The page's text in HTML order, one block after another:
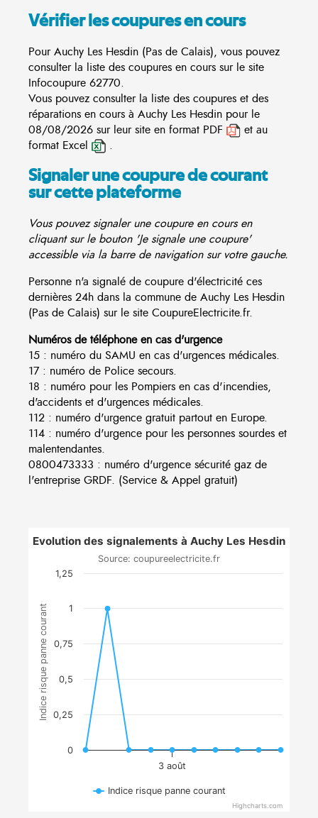
Vérifier les coupures en cours
Pour Auchy Les Hesdin (Pas de Calais), vous pouvez
consulter la liste des coupures en cours sur le site
Infocoupure 62770.
Vous pouvez consulter la liste des coupures et des
réparations en cours à Auchy Les Hesdin pour le
08/08/2026 sur leur site en format PDF
et au
format Excel
.
Signaler une coupure de courant
sur cette plateforme
Vous pouvez signaler une coupure en cours en
cliquant sur le bouton 'Je signale une coupure'
accessible via la barre de navigation sur votre gauche.
Personne n'a signalé de coupure d'électricité ces
dernières 24h dans la commune de Auchy Les Hesdin
(Pas de Calais) sur le site CoupureElectricite.fr.
Numéros de téléphone en cas d'urgence
15 : numéro du SAMU en cas d'urgences médicales.
17 : numéro de Police secours.
18 : numéro pour les Pompiers en cas d'incendies,
d'accidents et d'urgences médicales.
112 : numéro d'urgence gratuit partout en Europe.
114 : numéro d'urgence pour les personnes sourdes et
malentendantes.
0800473333 : numéro d'urgence sécurité gaz de
l'entreprise GRDF. (Service & Appel gratuit)
Indice risque panne courant
Evolution des signalements à Auchy Les Hesdin
Source: coupureelectricite.fr
3 août
0
0,25
0,5
0,75
1
1,25
Indice risque panne courant
Highcharts.com